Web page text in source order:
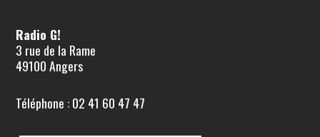
Radio G!
3 rue de la Rame
49100 Angers
Téléphone : 02 41 60 47 47